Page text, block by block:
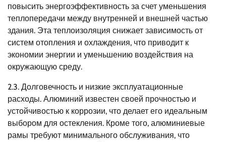
повысить энергоэффективность за счет уменьшения
теплопередачи между внутренней и внешней частью
здания. Эта теплоизоляция снижает зависимость от
систем отопления и охлаждения, что приводит к
экономии энергии и уменьшению воздействия на
окружающую среду.
2.3. Долговечность и низкие эксплуатационные
расходы. Алюминий известен своей прочностью и
устойчивостью к коррозии, что делает его идеальным
выбором для остекления. Кроме того, алюминиевые
рамы требуют минимального обслуживания, что